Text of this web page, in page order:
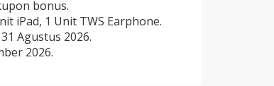
bonus.
iPad, 1 Unit TWS Earphone.
Agustus 2026.
2026.